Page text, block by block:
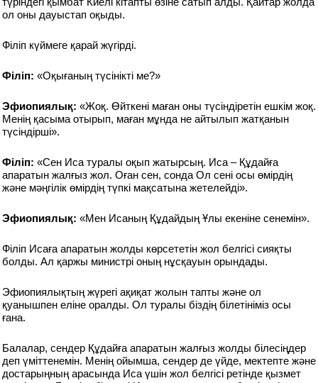
ол оны дауыстап оқыды.
Філіп күймеге қарай жүгірді.
Філіп: «Оқығаның түсінікті ме?»
Эфиопиялық: «Жоқ. Өйткені маған оны түсіндіретін ешкім жоқ.
Менің қасыма отырып, маған мұнда не айтылып жатқанын
түсіндірші».
Філіп: «Сен Иса туралы оқып жатырсың. Иса – Құдайға
апаратын жалғыз жол. Оған сен, сонда Ол сені осы өмірдің
және мәңгілік өмірдің түпкі мақсатына жетелейді».
Эфиопиялық: «Мен Исаның Құдайдың Ұлы екеніне сенемін».
Філіп Исаға апаратын жолды көрсететін жол белгісі сияқты
болды. Ал қаржы министрі оның нұсқауын орындады.
Эфиопиялықтың жүрегі ақиқат жолын тапты және ол
қуанышпен еліне оралды. Ол туралы біздің білетініміз осы
ғана.
Балалар, сендер Құдайға апаратын жалғыз жолды білесіңдер
деп үміттенемін. Менің ойымша, сендер де үйде, мектепте және
достарыңның арасында Иса үшін жол белгісі ретінде қызмет